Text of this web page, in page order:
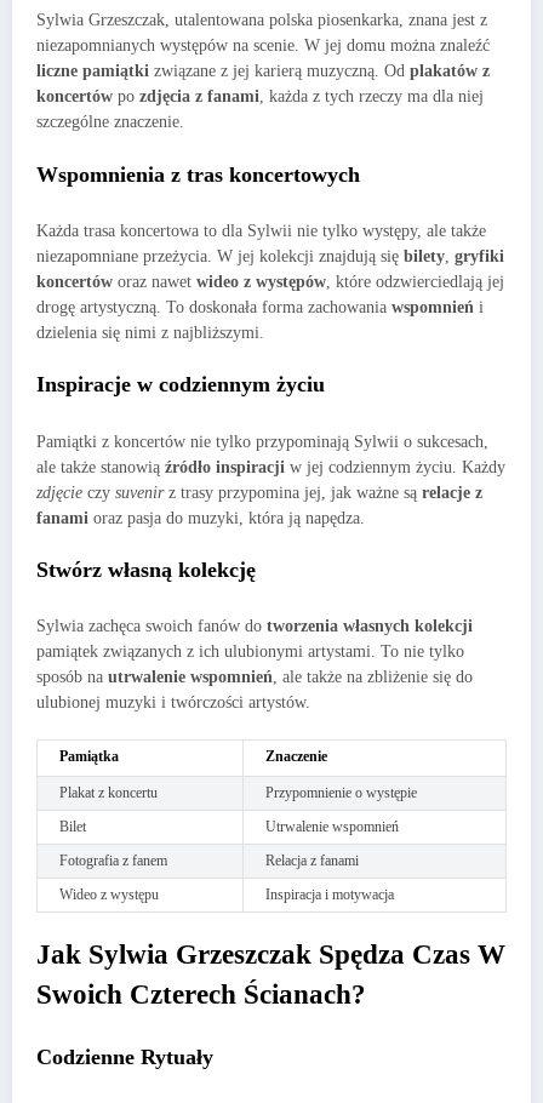
Sylwia Grzeszczak, utalentowana polska piosenkarka, znana jest z
niezapomnianych występów na scenie. W jej domu można znaleźć
liczne pamiątki związane z jej karierą muzyczną. Od plakatów z
koncertów po zdjęcia z fanami, każda z tych rzeczy ma dla niej
szczególne znaczenie.
Wspomnienia z tras koncertowych
Każda trasa koncertowa to dla Sylwii nie tylko występy, ale także
niezapomniane przeżycia. W jej kolekcji znajdują się bilety, gryfiki
koncertów oraz nawet wideo z występów, które odzwierciedlają jej
drogę artystyczną. To doskonała forma zachowania wspomnień i
dzielenia się nimi z najbliższymi.
Inspiracje w codziennym życiu
Pamiątki z koncertów nie tylko przypominają Sylwii o sukcesach,
ale także stanowią źródło inspiracji w jej codziennym życiu. Każdy
zdjęcie czy suvenirz trasy przypomina jej, jak ważne są relacje z
fanami oraz pasja do muzyki, która ją napędza.
Stwórz własną kolekcję
Sylwia zachęca swoich fanów do tworzenia własnych kolekcji
pamiątek związanych z ich ulubionymi artystami. To nie tylko
sposób na utrwalenie wspomnień, ale także na zbliżenie się do
ulubionej muzyki i twórczości artystów.
Pamiątka Znaczenie
Plakat z koncertu
Przypomnienie o występie
Bilet
Utrwalenie wspomnień
Fotografia z fanem
Relacja z fanami
Wideo z występu
Inspiracja i motywacja
Jak Sylwia Grzeszczak Spędza Czas W
Swoich Czterech Ścianach?
Codzienne Rytuały